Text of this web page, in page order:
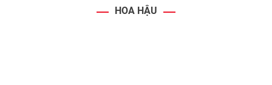
HOA HẬU